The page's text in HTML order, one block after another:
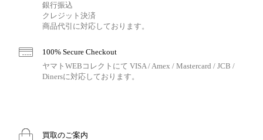
銀行振込
クレジット決済
商品代引に対応しております。
100% Secure Checkout
ヤマトWEBコレクトにて VISA / Amex / Mastercard / JCB /
Dinersに対応しております。
買取のご案内